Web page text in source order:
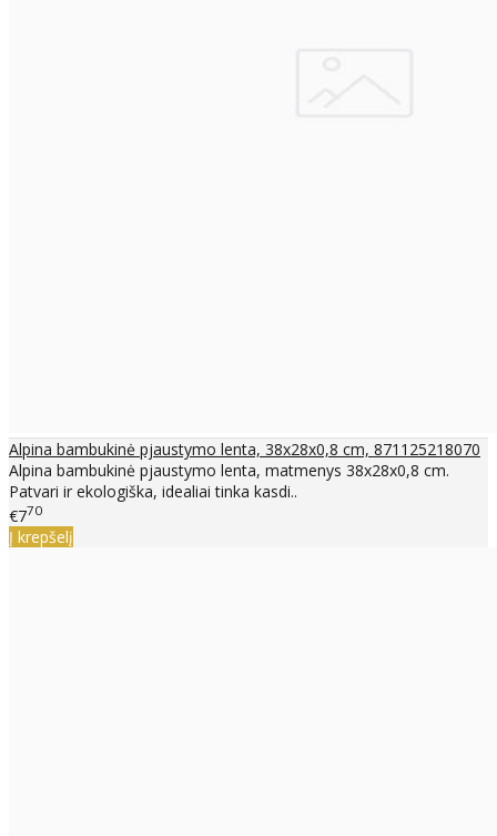
Alpina bambukinė pjaustymo lenta, 38x28x0,8 cm, 871125218070
Alpina bambukinė pjaustymo lenta, matmenys 38x28x0,8 cm.
Patvari ir ekologiška, idealiai tinka kasdi..
€770
Į krepšelį